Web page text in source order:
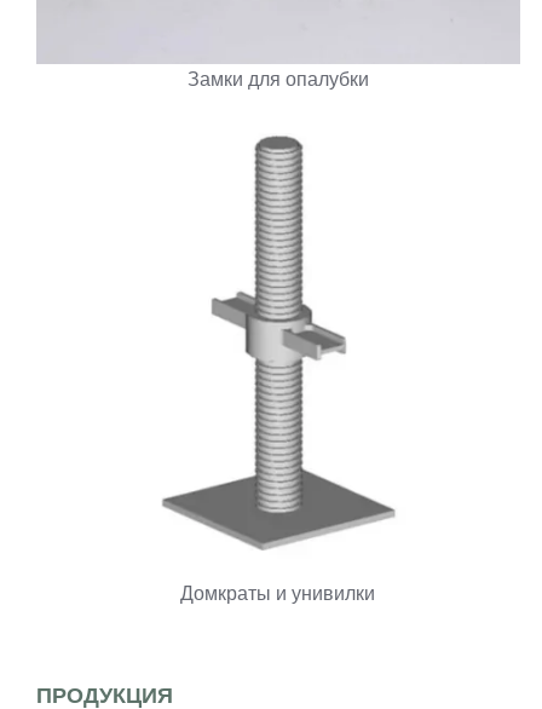
Замки для опалубки
Домкраты и унивилки
ПРОДУКЦИЯ